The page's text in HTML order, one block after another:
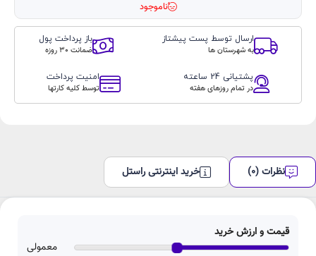
عامل های
Windows vista, 7, 8, 10 and macOS X
V10.6, Android
سایر قابلیت ها
قابلیت اتصال به تلفن‌همراه و تبلت دارای درگاه
ناموجود
ارسال توسط پست پیشتاز
به شهرستان ها
باز پرداخت پول
ضمانت 30 روزه
پشتیانی 24 ساعته
در تمام روزهای هفته
امنیت پرداخت
توسط کلیه کارتها
نظرات (0) خرید اینترنتی راستل
قیمت و ارزش خرید
معمولی